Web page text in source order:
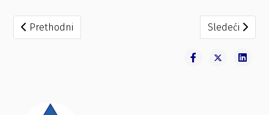
Prethodni članak: RJEŠENJE
Prethodni Sledeći
Sledeći